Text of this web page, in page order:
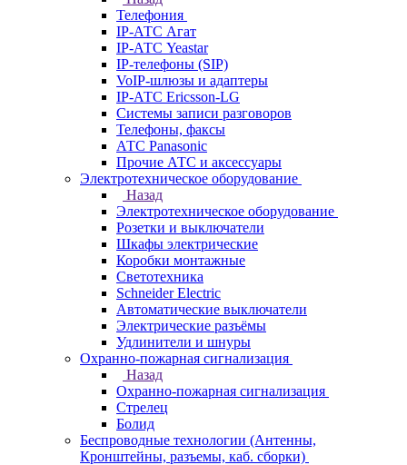
Телефония
IP-АТС Агат
IP-АТС Yeastar
IP-телефоны (SIP)
VoIP-шлюзы и адаптеры
IP-АТС Ericsson-LG
Системы записи разговоров
Телефоны, факсы
АТС Panasonic
Прочие АТС и аксессуары
Электротехническое оборудование
Назад
Электротехническое оборудование
Розетки и выключатели
Шкафы электрические
Коробки монтажные
Светотехника
Schneider Electric
Автоматические выключатели
Электрические разъёмы
Удлинители и шнуры
Охранно-пожарная сигнализация
Назад
Охранно-пожарная сигнализация
Стрелец
Болид
Беспроводные технологии (Антенны,
Кронштейны, разъемы, каб. сборки)